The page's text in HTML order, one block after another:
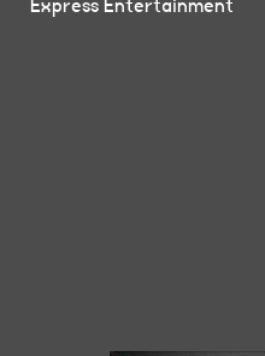
Express Entertainment